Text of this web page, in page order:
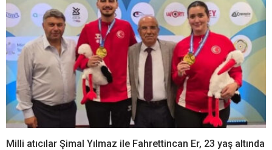
Milli atıcılar Şimal Yılmaz ile Fahrettincan Er, 23 yaş altında